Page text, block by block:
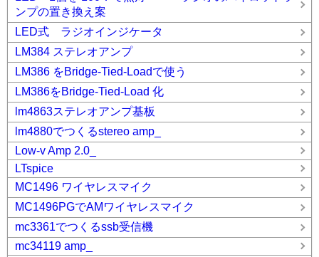
ンプの置き換え案
LED式 ラジオインジケータ
LM384 ステレオアンプ
LM386 をBridge-Tied-Loadで使う
LM386をBridge-Tied-Load 化
lm4863ステレオアンプ基板
lm4880でつくるstereo amp_
Low-v Amp 2.0_
LTspice
MC1496 ワイヤレスマイク
MC1496PGでAMワイヤレスマイク
mc3361でつくるssb受信機
mc34119 amp_